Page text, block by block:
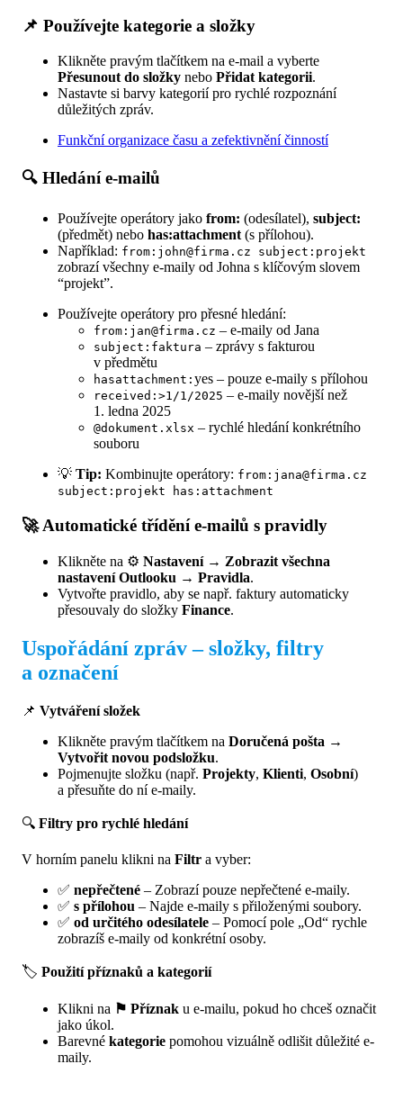
📌 Používejte kategorie a složky
Klikněte pravým tlačítkem na e-mail a vyberte
Přesunout do složky nebo Přidat kategorii.
Nastavte si barvy kategorií pro rychlé rozpoznání
důležitých zpráv.
Funkční organizace času a zefektivnění činností
🔍 Hledání e-mailů
Používejte operátory jako from: (odesílatel), subject:
(předmět) nebo has:attachment (s přílohou).
Například: from:john@firma.cz subject:projekt
zobrazí všechny e-maily od Johna s klíčovým slovem
“projekt”.
Používejte operátory pro přesné hledání:
from:jan@firma.cz – e-maily od Jana
subject:faktura – zprávy s fakturou
v předmětu
hasattachment : yes – pouze e-maily s přílohou
received:>1/1/2025 – e-maily novější než
1. ledna 2025
@dokument.xlsx – rychlé hledání konkrétního
souboru
💡 Tip: Kombinujte operátory: from:jana@firma.cz
subject:projekt has:attachment
🚀 Automatické třídění e-mailů s pravidly
Klikněte na ⚙️ Nastavení→ Zobrazit všechna
nastavení Outlooku → Pravidla.
Vytvořte pravidlo, aby se např. faktury automaticky
přesouvaly do složky Finance.
Uspořádání zpráv – složky, filtry
a označení
📌 Vytváření složek
Klikněte pravým tlačítkem na Doručená pošta →
Vytvořit novou podsložku.
Pojmenujte složku (např. Projekty, Klienti, Osobní)
a přesuňte do ní e-maily.
🔍 Filtry pro rychlé hledání
V horním panelu klikni na Filtr a vyber:
✅ nepřečtené – Zobrazí pouze nepřečtené e-maily.
✅ s přílohou – Najde e-maily s přiloženými soubory.
✅ od určitého odesílatele – Pomocí pole „Od“ rychle
zobrazíš e-maily od konkrétní osoby.
🏷 Použití příznaků a kategorií
Klikni na ⚑ Příznak u e-mailu, pokud ho chceš označit
jako úkol.
Barevné kategorie pomohou vizuálně odlišit důležité e-
maily.